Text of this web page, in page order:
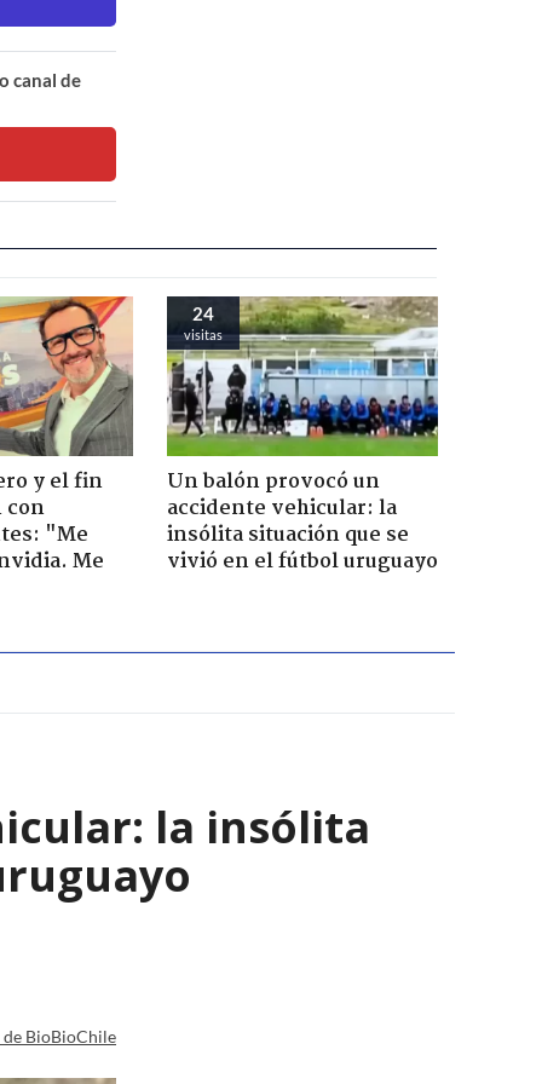
canal de
y el fin
con
"Me
Me
24
visitas
Un balón provocó un
accidente vehicular: la
insólita situación que se
vivió en el fútbol uruguayo
la insólita
BioBioChile